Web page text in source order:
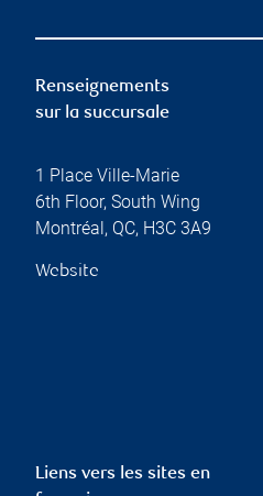
Renseignements
sur la succursale
1 Place Ville-Marie
6th Floor, South Wing
Montréal, QC, H3C 3A9
Website
Liens vers les sites en